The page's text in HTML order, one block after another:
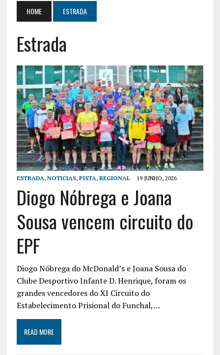
HOME ESTRADA
Estrada
ESTRADA, NOTICIAS, PISTA, REGIONAL 19 JUNHO, 2026
Diogo Nóbrega e Joana
Sousa vencem circuito do
EPF
Diogo Nóbrega do McDonald’s e Joana Sousa do
Clube Desportivo Infante D. Henrique, foram os
grandes vencedores do XI Circuito do
Estabelecimento Prisional do Funchal,…
READ MORE